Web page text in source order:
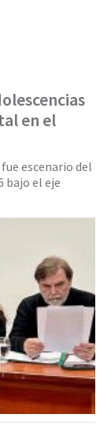
en el
escenario del
bajo el eje